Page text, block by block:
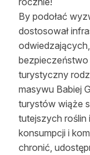
By podołać
dostosował
turystyczny
masywu Babiej
turystów wiąże
tutejszych roślin
konsumpcji i
chronić,